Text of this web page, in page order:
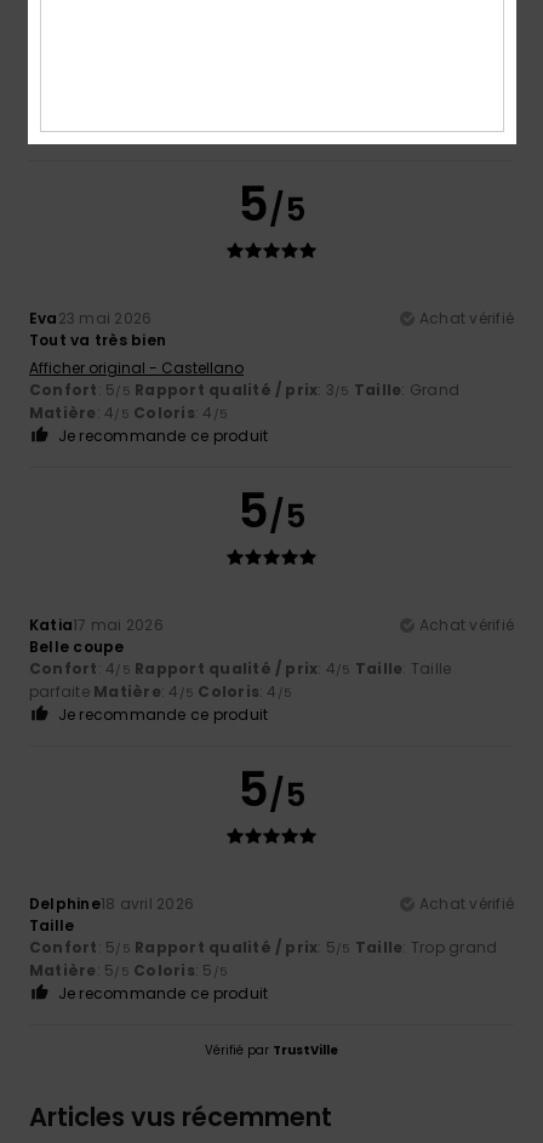
Je recommande ce produit
5/5
Eva23 mai 2026
Achat vérifié
Tout va très bien
Afficher original - Castellano
Confort: 5/5 Rapport qualité / prix: 3/5 Taille: Grand
Matière: 4/5 Coloris: 4 /5
Je recommande ce produit
5/5
Katia17 mai 2026
Achat vérifié
Belle coupe
Confort: 4/5 Rapport qualité / prix: 4/5 Taille: Taille
parfaite Matière: 4 /5 Coloris: 4 /5
Je recommande ce produit
5/5
Delphine18 avril 2026
Achat vérifié
Taille
Confort: 5/5 Rapport qualité / prix: 5/5 Taille: Trop grand
Matière: 5/5 Coloris: 5 /5
Je recommande ce produit
Vérifié par TrustVille
Articles vus récemment